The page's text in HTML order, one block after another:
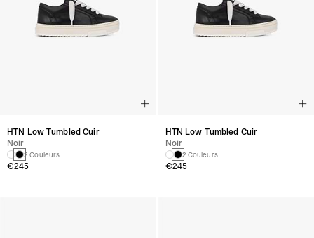
HTN Low Tumbled Cuir
Noir
2 Couleurs
€245
HTN Low Tumbled Cuir
Noir
2 Couleurs
€245